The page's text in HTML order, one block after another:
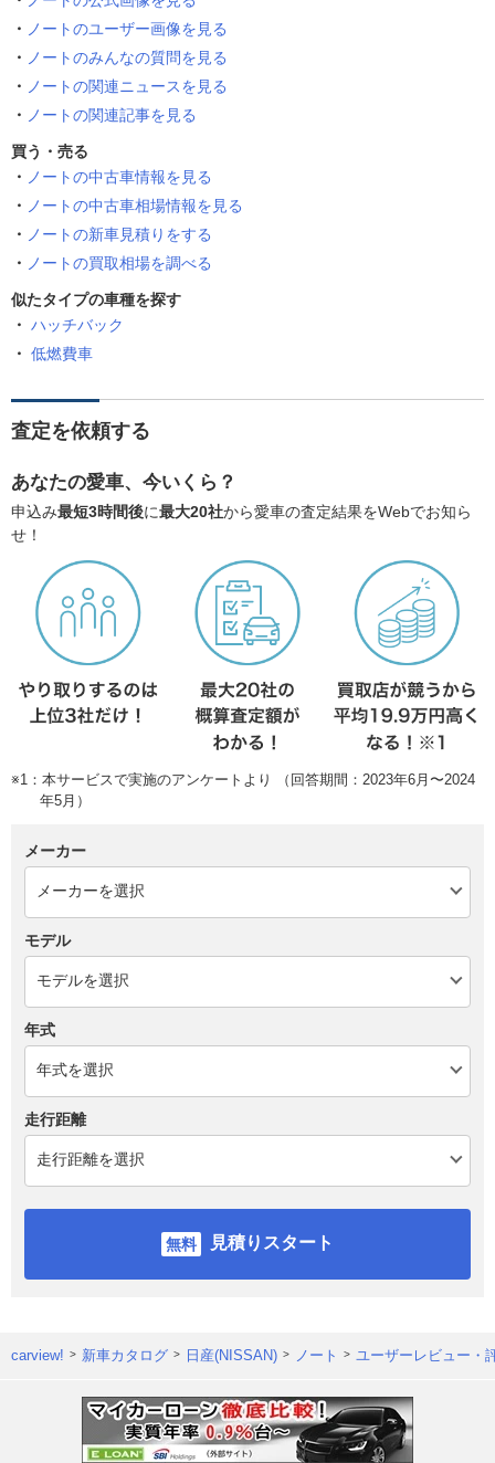
ノートのユーザー画像を見る
ノートのみんなの質問を見る
ノートの関連ニュースを見る
ノートの関連記事を見る
買う・売る
ノートの中古車情報を見る
ノートの中古車相場情報を見る
ノートの新車見積りをする
ノートの買取相場を調べる
似たタイプの車種を探す
ハッチバック
低燃費車
査定を依頼する
あなたの愛車、今いくら？
申込み最短3時間後に最大20社から愛車の査定結果をWebでお知ら
せ！
※1：本サービスで実施のアンケートより （回答期間：2023年6月〜2024
年5月）
メーカー
モデル
年式
走行距離
見積りスタート
carview! 新車カタログ 日産(NISSAN) ノート ユーザーレビュー・